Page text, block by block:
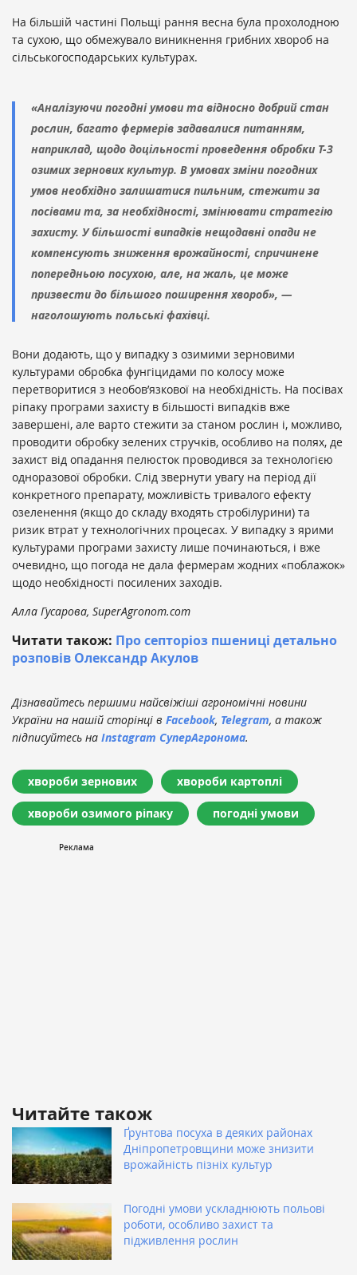
На більшій частині Польщі рання весна була прохолодною
та сухою, що обмежувало виникнення грибних хвороб на
сільськогосподарських культурах.
«Аналізуючи погодні умови та відносно добрий стан
рослин, багато фермерів задавалися питанням,
наприклад, щодо доцільності проведення обробки Т-3
озимих зернових культур. В умовах зміни погодних
умов необхідно залишатися пильним, стежити за
посівами та, за необхідності, змінювати стратегію
захисту. У більшості випадків нещодавні опади не
компенсують зниження врожайності, спричинене
попередньою посухою, але, на жаль, це може
призвести до більшого поширення хвороб», —
наголошують польські фахівці.
Вони додають, що у випадку з озимими зерновими
культурами обробка фунгіцидами по колосу може
перетворитися з необов’язкової на необхідність. На посівах
ріпаку програми захисту в більшості випадків вже
завершені, але варто стежити за станом рослин і, можливо,
проводити обробку зелених стручків, особливо на полях, де
захист від опадання пелюсток проводився за технологією
одноразової обробки. Слід звернути увагу на період дії
конкретного препарату, можливість тривалого ефекту
озеленення (якщо до складу входять стробілурини) та
ризик втрат у технологічних процесах. У випадку з ярими
культурами програми захисту лише починаються, і вже
очевидно, що погода не дала фермерам жодних «поблажок»
щодо необхідності посилених заходів.
Алла Гусарова, SuperAgronom.com
Читати також: Про септоріоз пшениці детально
розповів Олександр Акулов
Дізнавайтесь першими найсвіжіші агрономічні новини
України на нашій сторінці в Facebook, Telegram, а також
підписуйтесь на Instagram СуперАгронома.
хвороби зернових хвороби картоплі
хвороби озимого ріпаку погодні умови
Читайте також
Ґрунтова посуха в деяких районах
Дніпропетровщини може знизити
врожайність пізніх культур
Погодні умови ускладнюють польові
роботи, особливо захист та
підживлення рослин